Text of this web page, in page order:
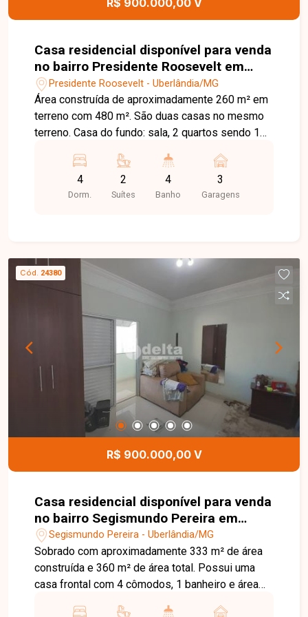
R$ 900.000,00 V
Casa residencial disponível para venda
no bairro Presidente Roosevelt em
Uberlândia-MG
Presidente Roosevelt - Uberlândia/MG
Área construída de aproximadamente 260 m² em
terreno com 480 m². São duas casas no mesmo
terreno. Casa do fundo: sala, 2 quartos sendo 1
Casa da frente: sala ampla, 2 quartos sendo 1
suíte máster com hidromassagem, banheiro
social, cozinha, área de serviço, varanda gourmet
4
Dorm.
2
Suítes
4
Banho
3
Garagens
Cód. 24380
R$ 900.000,00 V
Casa residencial disponível para venda
no bairro Segismundo Pereira em
Uberlândia-MG
Segismundo Pereira - Uberlândia/MG
Sobrado com aproximadamente 333 m² de área
construída e 360 m² de área total. Possui uma
casa frontal com 4 cômodos, 1 banheiro e área